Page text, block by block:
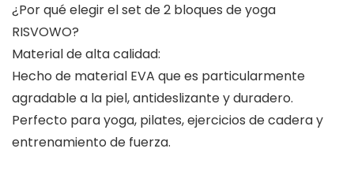
¿Por qué elegir el set de 2 bloques de yoga
RISVOWO?
Material de alta calidad:
Hecho de material EVA que es particularmente
agradable a la piel, antideslizante y duradero.
Perfecto para yoga, pilates, ejercicios de cadera y
entrenamiento de fuerza.